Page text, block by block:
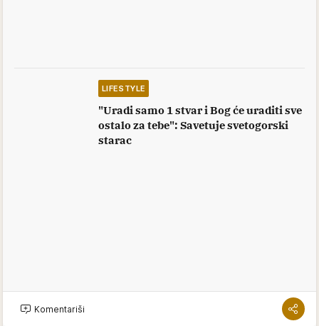
LIFESTYLE
"Uradi samo 1 stvar i Bog će uraditi sve
ostalo za tebe": Savetuje svetogorski
starac
Komentariši